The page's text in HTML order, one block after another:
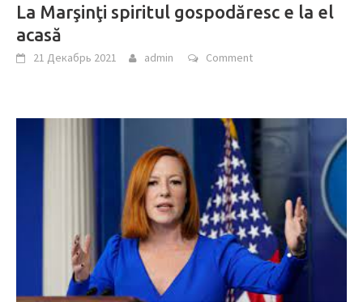
La Marşinţi spiritul gospodăresc e la el
acasă
21 Декабрь 2021 admin Comment